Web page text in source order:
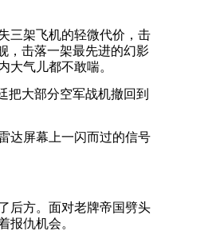
架飞机的轻微代价，击
，击落一架最先进的幻影
大气儿都不敢喘。
大部分空军战机撤回到
屏幕上一闪而过的信号
方。面对老牌帝国劈头
报仇机会。